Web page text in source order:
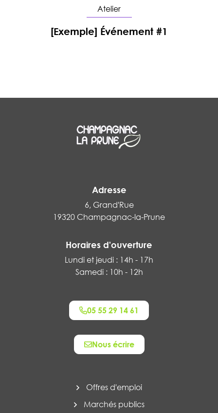
Atelier
[Exemple] Événement #1
Adresse
6, Grand'Rue
19320 Champagnac-la-Prune
Horaires d'ouverture
Lundi et jeudi : 14h - 17h
Samedi : 10h - 12h
05 55 29 14 61
Nous écrire
Offres d'emploi
Marchés publics